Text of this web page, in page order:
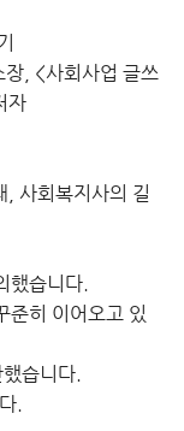
, <사회사업 글쓰
자
사회복지사의 길
했습니다.
준히 이어오고 있
습니다.
.